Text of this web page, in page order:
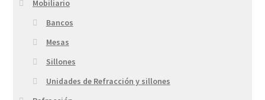
Mobiliario
Bancos
Mesas
Sillones
Unidades de Refracción y sillones